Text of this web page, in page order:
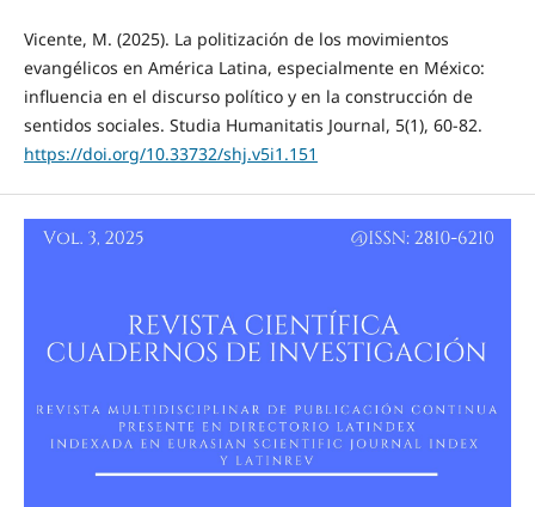
Vicente, M. (2025). La politización de los movimientos
evangélicos en América Latina, especialmente en México:
influencia en el discurso político y en la construcción de
sentidos sociales. Studia Humanitatis Journal, 5(1), 60-82.
https://doi.org/10.33732/shj.v5i1.151